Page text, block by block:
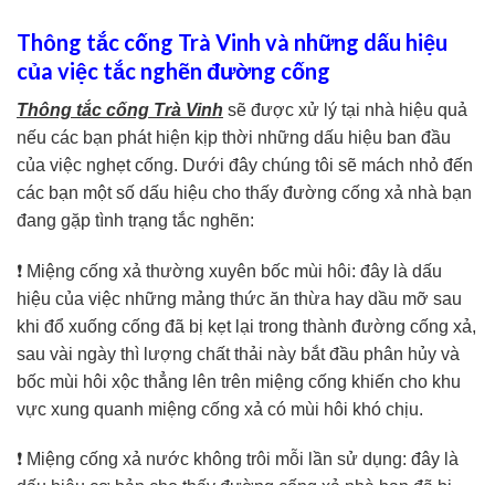
Thông tắc cống Trà Vinh và những dấu hiệu
của việc tắc nghẽn đường cống
Thông tắc cống Trà Vinh sẽ được xử lý tại nhà hiệu quả
nếu các bạn phát hiện kịp thời những dấu hiệu ban đầu
của việc nghẹt cống. Dưới đây chúng tôi sẽ mách nhỏ đến
các bạn một số dấu hiệu cho thấy đường cống xả nhà bạn
đang gặp tình trạng tắc nghẽn:
❗ Miệng cống xả thường xuyên bốc mùi hôi: đây là dấu
hiệu của việc những mảng thức ăn thừa hay dầu mỡ sau
khi đổ xuống cống đã bị kẹt lại trong thành đường cống xả,
sau vài ngày thì lượng chất thải này bắt đầu phân hủy và
bốc mùi hôi xộc thẳng lên trên miệng cống khiến cho khu
vực xung quanh miệng cống xả có mùi hôi khó chịu.
❗ Miệng cống xả nước không trôi mỗi lần sử dụng: đây là